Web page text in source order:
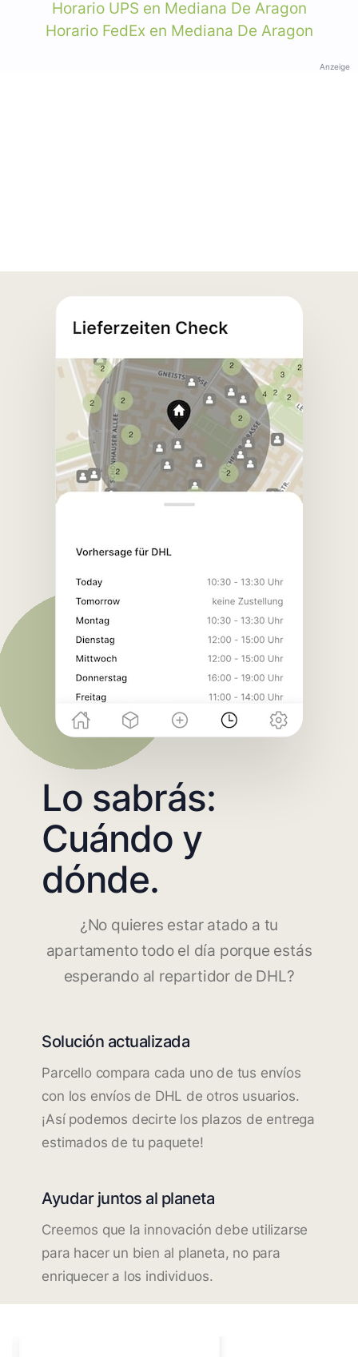
Horario UPS en Mediana De Aragon
Horario FedEx en Mediana De Aragon
Anzeige
Lo sabrás:
Cuándo y
dónde.
¿No quieres estar atado a tu
apartamento todo el día porque estás
esperando al repartidor de DHL?
Solución actualizada
Parcello compara cada uno de tus envíos
con los envíos de DHL de otros usuarios.
¡Así podemos decirte los plazos de entrega
estimados de tu paquete!
Ayudar juntos al planeta
Creemos que la innovación debe utilizarse
para hacer un bien al planeta, no para
enriquecer a los individuos.